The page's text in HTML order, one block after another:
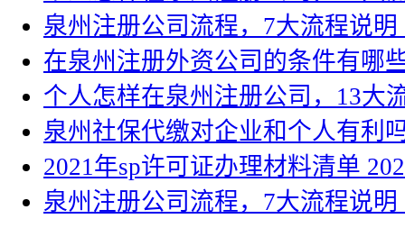
泉州注册公司流程，7大流程说明
在泉州注册外资公司的条件有哪
个人怎样在泉州注册公司，13大
泉州社保代缴对企业和个人有利
2021年sp许可证办理材料清单
泉州注册公司流程，7大流程说明